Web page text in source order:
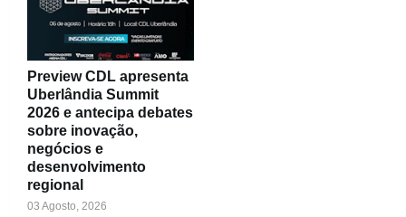
Preview CDL apresenta
Uberlândia Summit
2026 e antecipa debates
sobre inovação,
negócios e
desenvolvimento
regional
03 Agosto, 2026